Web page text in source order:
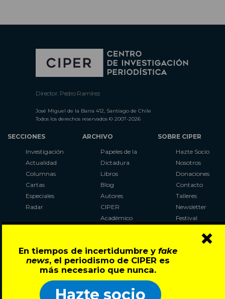
En tiempos de incertidumbre y fake
news, el periodismo de CIPER es
más necesario que nunca.
Hazte socio
×
Director: Pedro Ramírez
José Miguel de la Barra 412, Santiago de Chile
Todos los derechos reservados © 2007-2026
SECCIONES
Investigación
Actualidad
Columnas
Cartas
Especiales
Radar
ARCHIVO
Papeles de la
Dictadura
Libros
Blog
Autores
CIPER
Académico
Al Plebiscito
con CIPER
SOBRE CIPER
Hazte Socio
Nosotros
Donaciones
Contacto
Talleres
Newsletter
Festival